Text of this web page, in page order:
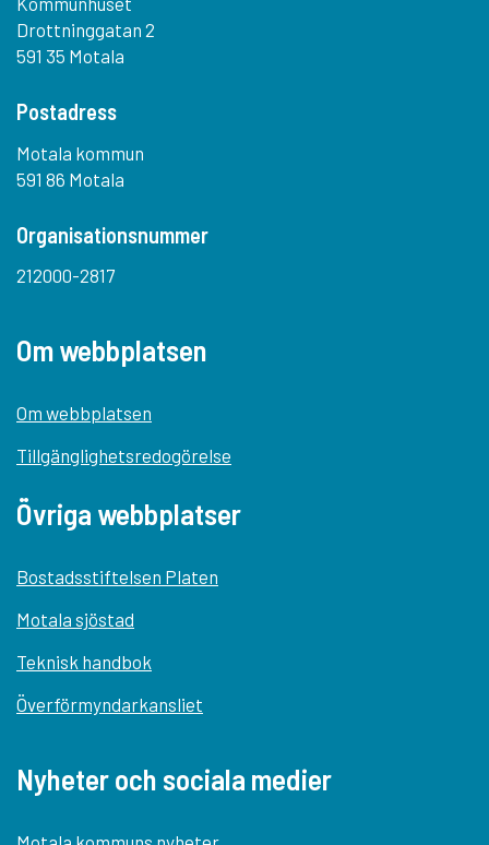
Drottninggatan 2
591 35 Motala
Postadress
Motala kommun
591 86 Motala
Organisationsnummer
212000-2817
Om webbplatsen
Om webbplatsen
Tillgänglighetsredogörelse
Övriga webbplatser
Bostadsstiftelsen Platen
Motala sjöstad
Teknisk handbok
Överförmyndarkansliet
Nyheter och sociala medier